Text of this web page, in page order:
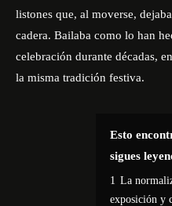
listones que, al moverse,
cadera. Bailaba como lo han
celebración durante décadas,
la misma tradición festiva.
Esto
sigues
1 La
exposición y